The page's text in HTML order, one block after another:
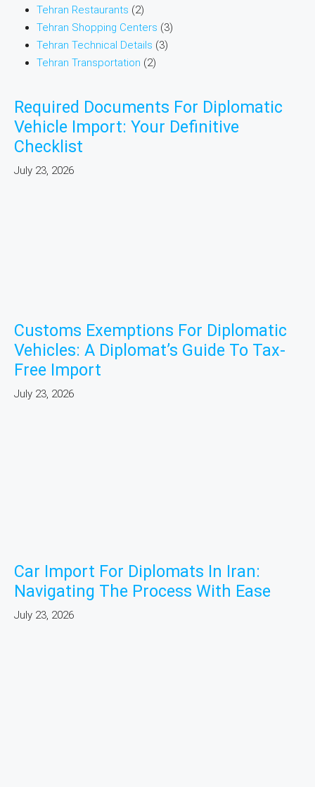
Tehran Restaurants (2)
Tehran Shopping Centers (3)
Tehran Technical Details (3)
Tehran Transportation (2)
Required Documents For Diplomatic
Vehicle Import: Your Definitive
Checklist
July 23, 2026
Customs Exemptions For Diplomatic
Vehicles: A Diplomat’s Guide To Tax-
Free Import
July 23, 2026
Car Import For Diplomats In Iran:
Navigating The Process With Ease
July 23, 2026